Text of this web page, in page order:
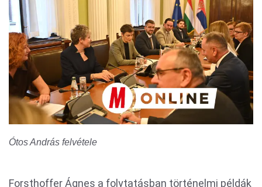
Ótos András felvétele
Forsthoffer Ágnes a folytatásban történelmi példák